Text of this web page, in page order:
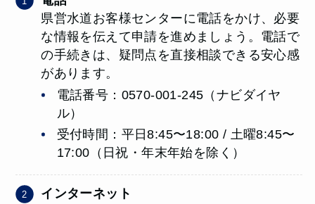
県営水道お客様センターに電話をかけ、必要
な情報を伝えて申請を進めましょう。電話で
の手続きは、疑問点を直接相談できる安心感
があります。
電話番号：0570-001-245（ナビダイヤ
ル）
受付時間：平日8:45〜18:00 / 土曜8:45〜
17:00（日祝・年末年始を除く）
インターネット